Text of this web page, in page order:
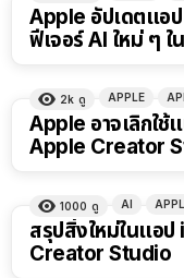
Apple อัปเดตแอ
ฟีเจอร์ AI ใหม่ ๆ
2k ดู APPLE
Apple อาจเลิกใช้
Apple Creator
1000 ดู AI
สรุปสิ่งใหม่ในแอ
Creator Studio